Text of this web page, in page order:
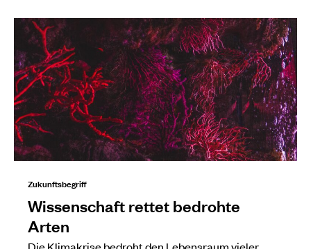
Zukunftsbegriff
Wissenschaft rettet bedrohte
Arten
Die Klimakrise bedroht den Lebensraum vieler